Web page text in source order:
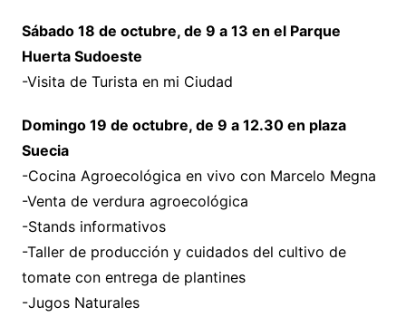
Sábado 18 de octubre, de 9 a 13 en el Parque
Huerta Sudoeste
-Visita de Turista en mi Ciudad
Domingo 19 de octubre, de 9 a 12.30 en plaza
Suecia
-Cocina Agroecológica en vivo con Marcelo Megna
-Venta de verdura agroecológica
-Stands informativos
-Taller de producción y cuidados del cultivo de
tomate con entrega de plantines
-Jugos Naturales